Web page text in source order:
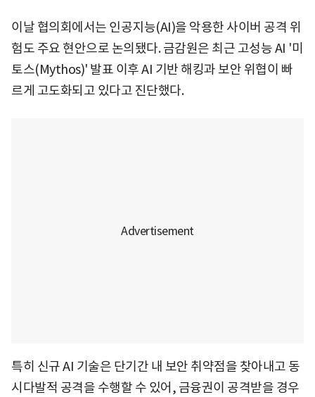
이날 협의회에서는 인공지능(AI)을 악용한 사이버 공격 위
험도 주요 현안으로 논의됐다. 금감원은 최근 고성능 AI '미
토스(Mythos)' 발표 이후 AI 기반 해킹과 보안 위협이 빠
르게 고도화되고 있다고 진단했다.
특히 신규 AI 기술은 단기간 내 보안 취약점을 찾아내고 동
시다발적 공격을 수행할 수 있어, 금융권이 공격받을 경우